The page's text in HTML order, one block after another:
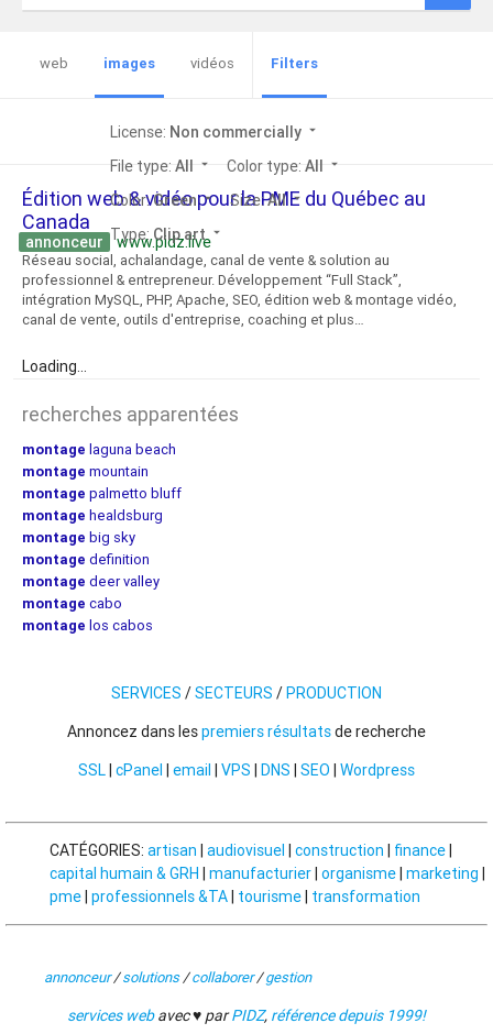
web images vidéos Filters
License: Non commercially arrow_drop_down
File type: All arrow_drop_down Color type: All arrow_drop_down
Color:Green arrow_drop_down Size:All arrow_drop_down
Type:Clip art arrow_drop_down
Édition web & vidéo pour la PME du Québec au
Canada
annonceur www.pidz.live
Réseau social, achalandage, canal de vente & solution au
professionnel & entrepreneur. Développement “Full Stack”,
intégration MySQL, PHP, Apache, SEO, édition web & montage vidéo,
canal de vente, outils d'entreprise, coaching et plus…
Loading...
recherches apparentées
montage laguna beach
montage mountain
montage palmetto bluff
montage healdsburg
montage big sky
montage definition
montage deer valley
montage cabo
montage los cabos
SERVICES /SECTEURS /PRODUCTION
Annoncez dans lespremiers résultatsde recherche
SSL| cPanel | email | VPS | DNS | SEO | Wordpress
CATÉGORIES: artisan | audiovisuel | construction | finance|
capital humain & GRH | manufacturier| organisme| marketing |
pme| professionnels &TA| tourisme| transformation
annonceur/solutions/collaborer/gestion
services webavec ♥ parPIDZ, référence depuis 1999!